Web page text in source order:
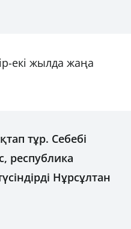
екі жылда жаңа
тұр. Себебі
республика
Нұрсұлтан